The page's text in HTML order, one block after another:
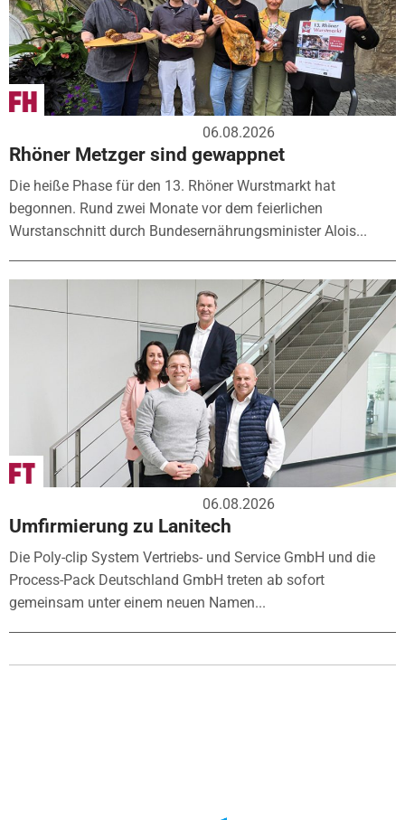
06.08.2026
Rhöner Metzger sind gewappnet
Die heiße Phase für den 13. Rhöner Wurstmarkt hat
begonnen. Rund zwei Monate vor dem feierlichen
Wurstanschnitt durch Bundesernährungsminister Alois...
06.08.2026
Umfirmierung zu Lanitech
Die Poly-clip System Vertriebs- und Service GmbH und die
Process-Pack Deutschland GmbH treten ab sofort
gemeinsam unter einem neuen Namen...